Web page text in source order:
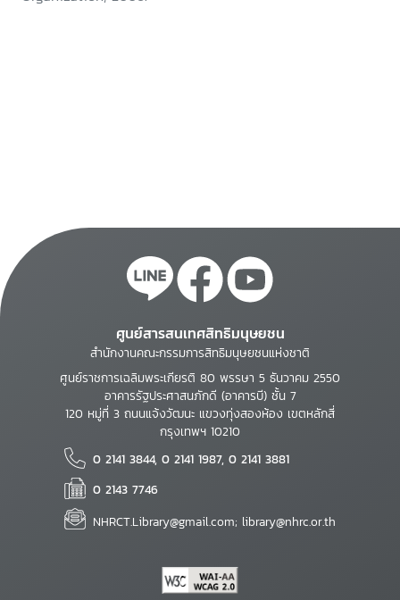
ศูนย์สารสนเทศสิทธิมนุษยชน
สำนักงานคณะกรรมการสิทธิมนุษยชนแห่งชาติ
ศูนย์ราชการเฉลิมพระเกียรติ 80 พรรษา 5 ธันวาคม 2550
อาคารรัฐประศาสนภักดี (อาคารบี) ชั้น 7
120 หมู่ที่ 3 ถนนแจ้งวัฒนะ แขวงทุ่งสองห้อง เขตหลักสี่
กรุงเทพฯ 10210
0 2141 3844, 0 2141 1987, 0 2141 3881
0 2143 7746
NHRCT.Library@gmail.com; library@nhrc.or.th